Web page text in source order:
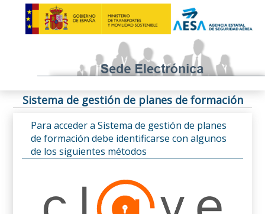
Sistema de gestión de planes de formación
Para acceder a Sistema de gestión de planes
de formación debe identificarse con algunos
de los siguientes métodos